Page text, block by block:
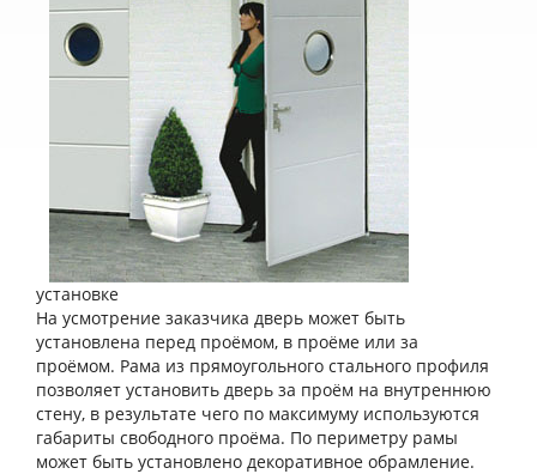
установке
На усмотрение заказчика дверь может быть
установлена перед проёмом, в проёме или за
проёмом. Рама из прямоугольного стального профиля
позволяет установить дверь за проём на внутреннюю
стену, в результате чего по максимуму используются
габариты свободного проёма. По периметру рамы
может быть установлено декоративное обрамление.